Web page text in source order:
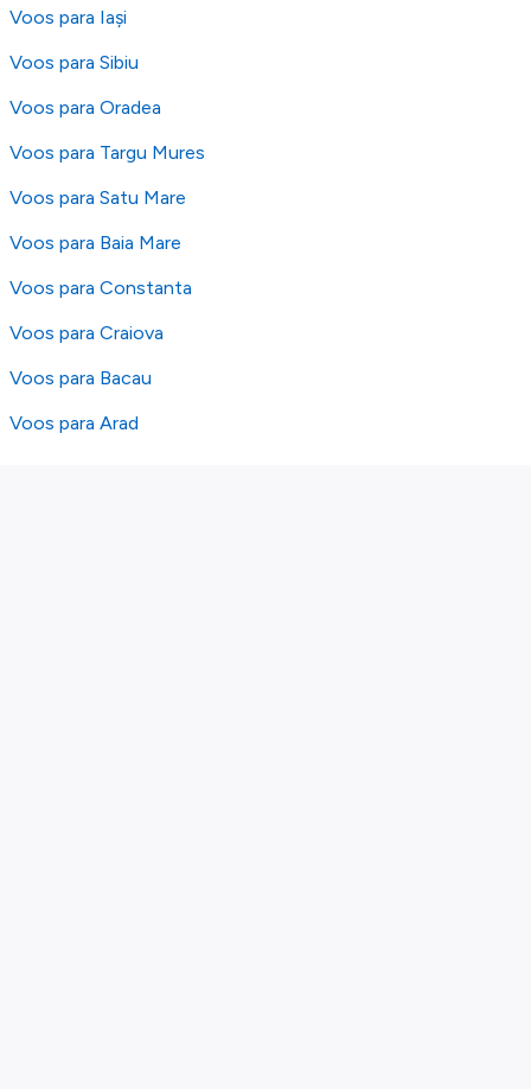
Voos para Iași
Voos para Sibiu
Voos para Oradea
Voos para Targu Mures
Voos para Satu Mare
Voos para Baia Mare
Voos para Constanta
Voos para Craiova
Voos para Bacau
Voos para Arad